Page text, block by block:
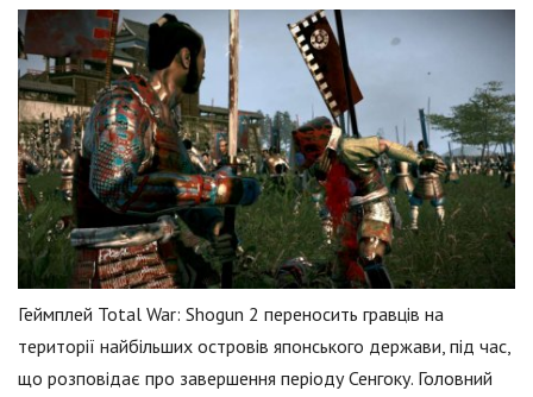
Геймплей Total War: Shogun 2 переносить гравців на
території найбільших островів японського держави, під час,
що розповідає про завершення періоду Сенгоку. Головний